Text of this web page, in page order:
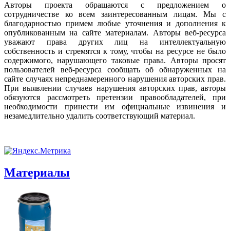
Авторы проекта обращаются с предложением о
сотрудничестве ко всем заинтересованным лицам. Мы с
благодарностью примем любые уточнения и дополнения к
опубликованным на сайте материалам. Авторы веб-ресурса
уважают права других лиц на интеллектуальную
собственность и стремятся к тому, чтобы на ресурсе не было
содержимого, нарушающего таковые права. Авторы просят
пользователей веб-ресурса сообщать об обнаруженных на
сайте случаях непреднамеренного нарушения авторских прав.
При выявлении случаев нарушения авторских прав, авторы
обязуются рассмотреть претензии правообладателей, при
необходимости принести им официальные извинения и
незамедлительно удалить соответствующий материал.
Материалы